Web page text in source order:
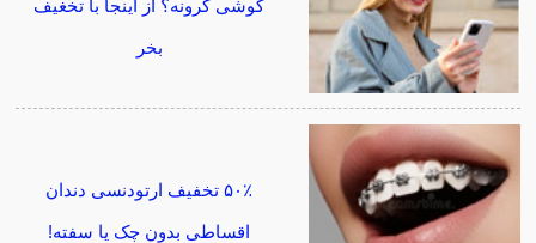
گوشی گرونه؟ از اینجا با تخغیف
بخر
۵۰٪ تخفیف ارتودنسی دندان
اقساطی بدون چک یا سفته!